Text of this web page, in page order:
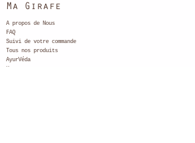
Ma Girafe
A propos de Nous
FAQ
Suivi de votre commande
Tous nos produits
AyurVéda